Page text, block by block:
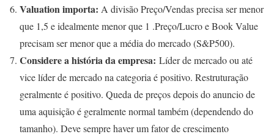
Valuation importa: A divisão Preço/Vendas precisa ser menor
que 1,5 e idealmente menor que 1 .Preço/Lucro e Book Value
precisam ser menor que a média do mercado (S&P500).
Considere a história da empresa: Líder de mercado ou até
vice líder de mercado na categoria é positivo. Restruturação
geralmente é positivo. Queda de preços depois do anuncio de
uma aquisição é geralmente normal também (dependendo do
tamanho). Deve sempre haver um fator de crescimento